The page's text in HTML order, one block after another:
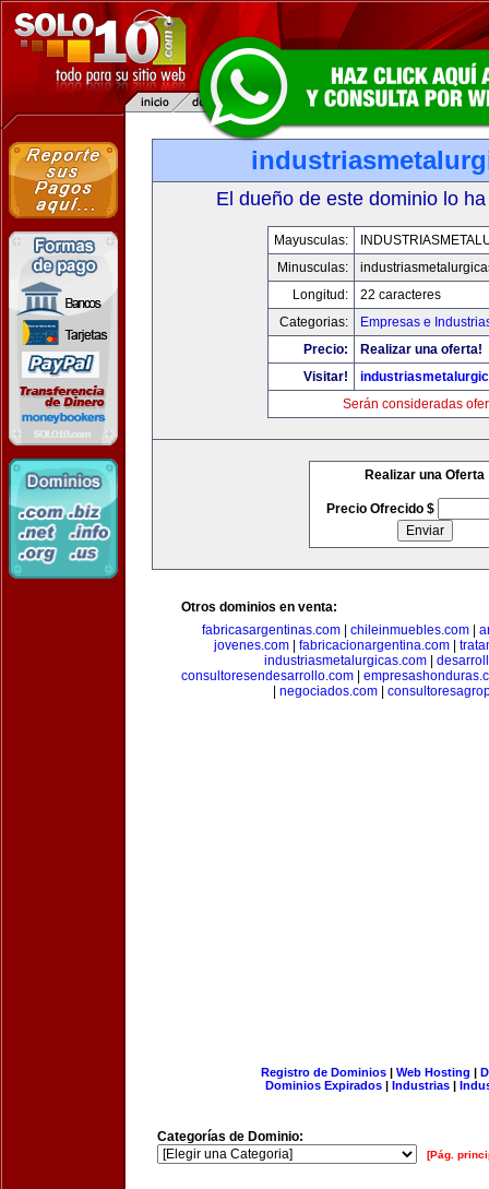
El dueño de este dominio lo
Mayusculas:
Minusculas:
Longitud:
22 caracteres
Categorias:
Empresas e
Precio:
Realizar una oferta!
Visitar!
Serán consideradas
Realizar una Oferta
Precio Ofrecido $
Otros dominios en venta:
fabricasargentinas.com| chileinmuebles.com|
jovenes.com| fabricacionargentina.com|
industriasmetalurgicas.com|
consultoresendesarrollo.com
negociados.com|
Registro de Dominios| Web Hosting |
Dominios Expirados | Industrias |
Categorías de Dominio:
[Pág.